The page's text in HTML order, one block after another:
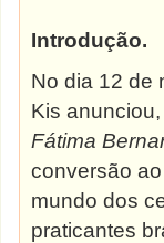
Introdução.
No dia 12 de
Kis
Fátima
conversão
mundo dos
praticantes